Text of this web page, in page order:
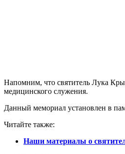
Напомним, что святитель Лука
медицинского служения.
Данный мемориал установлен в
Читайте также:
Наши материалы о